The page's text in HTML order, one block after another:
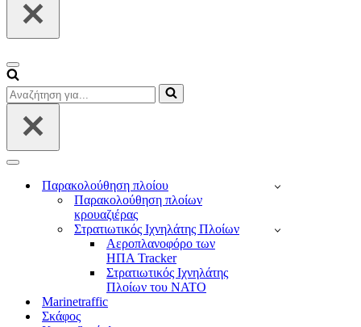
Μενού
πλοήγησης
Αναζήτηση
για...
Μενού
πλοήγησηςΠαρακολούθηση πλοίου
Παρακολούθηση πλοίων
κρουαζιέρας
Στρατιωτικός Ιχνηλάτης Πλοίων
Αεροπλανοφόρο των
ΗΠΑ Tracker
Στρατιωτικός Ιχνηλάτης
Πλοίων του ΝΑΤΟ
Marinetraffic
Σκάφος